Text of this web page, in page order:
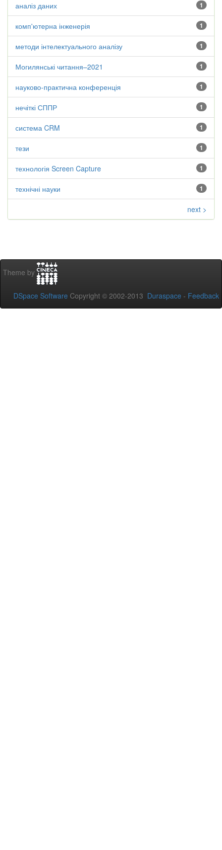
1
аналіз даних
1
комп'ютерна інженерія
1
методи інтелектуального аналізу
1
Могилянські читання–2021
1
науково-практична конференція
1
нечіткі СППР
1
система CRM
1
тези
1
технологія Screen Capture
1
технічні науки
next >
Theme by
DSpace Software Copyright © 2002-2013 Duraspace - Feedback